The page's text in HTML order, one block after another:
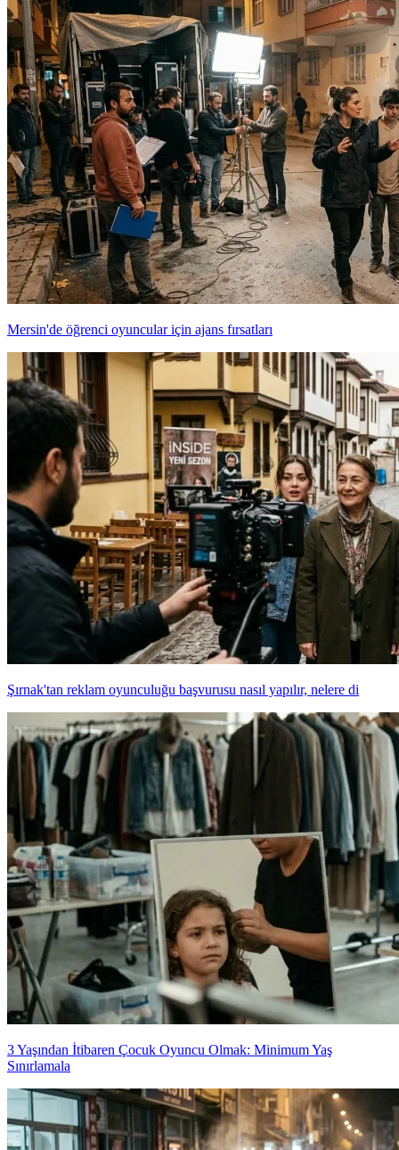
Mersin'de öğrenci oyuncular için ajans fırsatları
Şırnak'tan reklam oyunculuğu başvurusu nasıl yapılır, nelere di
3 Yaşından İtibaren Çocuk Oyuncu Olmak: Minimum Yaş
Sınırlamala